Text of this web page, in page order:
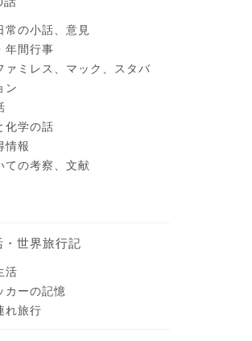
常の小話、意見
年間行事
ァミレス、マック、スタバ
ン
化学の話
情報
ての考察、文献
・世界旅行記
活
カーの記憶
れ旅行